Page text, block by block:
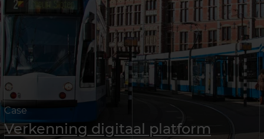
Case
Verkenning digitaal platform